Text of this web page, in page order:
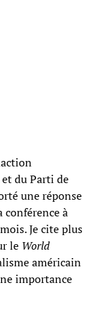
et du Parti de
une réponse
conférence à
Je cite plus
le World
américain
importance